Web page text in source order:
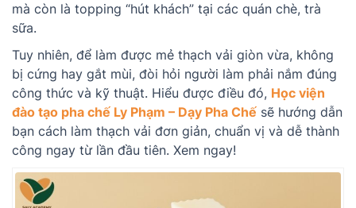
mà còn là topping “hút khách” tại các quán chè, trà
sữa.
Tuy nhiên, để làm được mẻ thạch vải giòn vừa, không
bị cứng hay gắt mùi, đòi hỏi người làm phải nắm đúng
công thức và kỹ thuật. Hiểu được điều đó, Học viện
đào tạo pha chế Ly Phạm – Dạy Pha Chế sẽ hướng dẫn
bạn cách làm thạch vải đơn giản, chuẩn vị và dễ thành
công ngay từ lần đầu tiên. Xem ngay!